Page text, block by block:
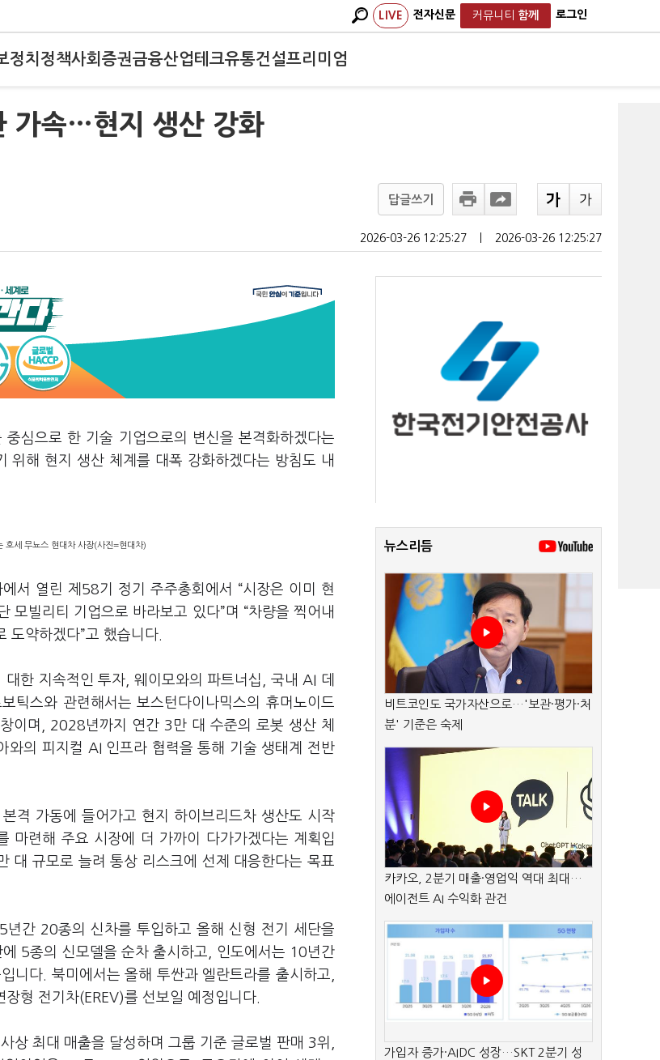
LIVE 전자신문 커뮤니티 함께 로그인
정치 정책사회 증권금융산업테크유통건설프리미엄
가속…현지 생산 강화
답글쓰기
2026-03-26 12:25:27 2026-03-26 12:25:27
심으로 한 기술 기업으로의 변신을 본격화하겠다는
위해 현지 생산 체계를 대폭 강화하겠다는 방침도 내
호세 무뇨스 현대차 사장(사진=현대차)
서 열린 제58기 정기 주주총회에서 “시장은 이미 현
모빌리티 기업으로 바라보고 있다”며 “차량을 찍어내
도약하겠다”고 했습니다.
한 지속적인 투자, 웨이모와의 파트너십, 국내 AI 데
틱스와 관련해서는 보스턴다이나믹스의 휴머노이드
이며, 2028년까지 연간 3만 대 수준의 로봇 생산 체
와의 피지컬 AI 인프라 협력을 통해 기술 생태계 전반
격 가동에 들어가고 현지 하이브리드차 생산도 시작
마련해 주요 시장에 더 가까이 다가가겠다는 계획입
규모로 늘려 통상 리스크에 선제 대응한다는 목표
간 20종의 신차를 투입하고 올해 신형 전기 세단을
5종의 신모델을 순차 출시하고, 인도에서는 10년간
니다. 북미에서는 올해 투싼과 엘란트라를 출시하고,
형 전기차(EREV)를 선보일 예정입니다.
최대 매출을 달성하며 그룹 기준 글로벌 판매 3위,
뉴스리듬
비트코인도 국가자산으로…'보관·평가·처
분' 기준은 숙제
카카오, 2분기 매출·영업익 역대 최대…
에이전트 AI 수익화 관건
가입자 증가·AIDC 성장…SKT 2분기 성